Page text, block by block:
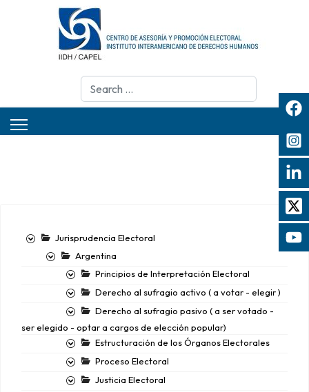
Search
Jurisprudencia Electoral
Argentina
Principios de Interpretación Electoral
Derecho al sufragio activo ( a votar - elegir )
Derecho al sufragio pasivo ( a ser votado -
ser elegido - optar a cargos de elección popular)
Estructuración de los Órganos Electorales
Proceso Electoral
Justicia Electoral